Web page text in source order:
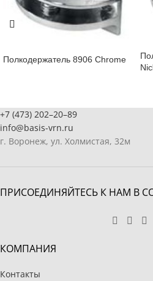
Полкодержатель 8906 Chrome
+7 (473) 202–20–89
info@basis-vrn.ru
г. Воронеж, ул. Холмистая, 32м
ПРИСОЕДИНЯЙТЕСЬ К НАМ В
КОМПАНИЯ
Контакты